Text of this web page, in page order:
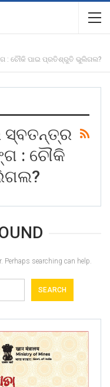
: ଚୌକି ପାଇ ପ୍ରତିଶ୍ରୁତି ଭୁଲିଗଲ?
ସ୍ବତନ୍ତ୍ର
: ଚୌକି
Perhaps searching can help.